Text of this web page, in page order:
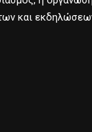
και